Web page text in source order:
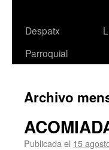
Despatx
Parroquial
Archivo
Publicada el 15